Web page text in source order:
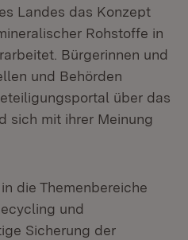
Landes das Konzept
Rohstoffe in
Bürgerinnen und
und Behörden
über das
sich mit ihrer Meinung
die Themenbereiche
und
Sicherung der